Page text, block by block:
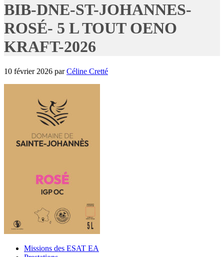
BIB-DNE-ST-JOHANNES-
ROSÉ- 5 L TOUT OENO
KRAFT-2026
10 février 2026 parCéline Cretté
Missions des ESAT EA